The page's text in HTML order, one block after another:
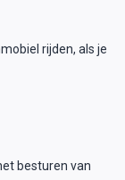
rijden, als je
besturen van